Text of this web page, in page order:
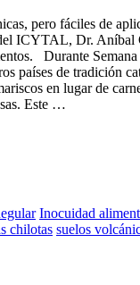
pero fáciles de
ICYTAL, Dr. Aníbal
Durante Semana
países de tradición
en lugar de
Este …
Inocuidad
chilotas suelos